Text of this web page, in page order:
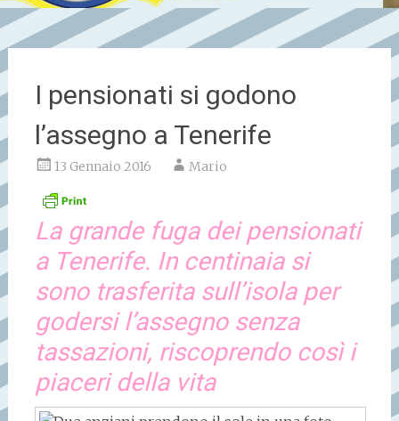
I pensionati si godono
l’assegno a Tenerife
13 Gennaio 2016 Mario
La grande fuga dei pensionati
a Tenerife. In centinaia si
sono trasferita sull’isola per
godersi l’assegno senza
tassazioni, riscoprendo così i
piaceri della vita